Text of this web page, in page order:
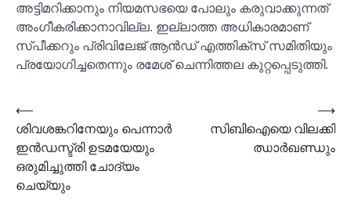
അട്ടിമറിക്കാനും നിയമസഭയെ പോലും കരുവാക്കുന്നത്
അംഗീകരിക്കാനാവില്ല. ഇല്ലാത്ത അധികാരമാണ്
സ്പീക്കറും പ്രിവിലേജ് ആന്‍ഡ് എത്തിക്‌സ് സമിതിയും
പ്രയോഗിച്ചതെന്നും രമേശ് ചെന്നിത്തല കുറ്റപ്പെടുത്തി.
Post
navigation
⟵
ശിവശങ്കറിനേയും പെന്നാർ
ഇൻഡസ്ട്രി ഉടമയേയും
ഒരുമിച്ചുത്തി ചോദ്യം
ചെയ്യും
സിബിഐയെ വിലക്കി
ഝാർഖണ്ഡും
⟶